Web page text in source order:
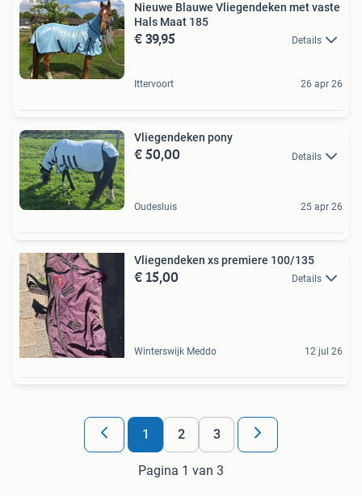
Nieuwe Blauwe Vliegendeken met vaste
Hals Maat 185
€ 39,95 Details
Ittervoort 26 apr 26
Vliegendeken pony
€ 50,00 Details
Oudesluis 25 apr 26
Vliegendeken xs premiere 100/135
€ 15,00 Details
Winterswijk Meddo 12 jul 26
1 2 3
Pagina 1 van 3